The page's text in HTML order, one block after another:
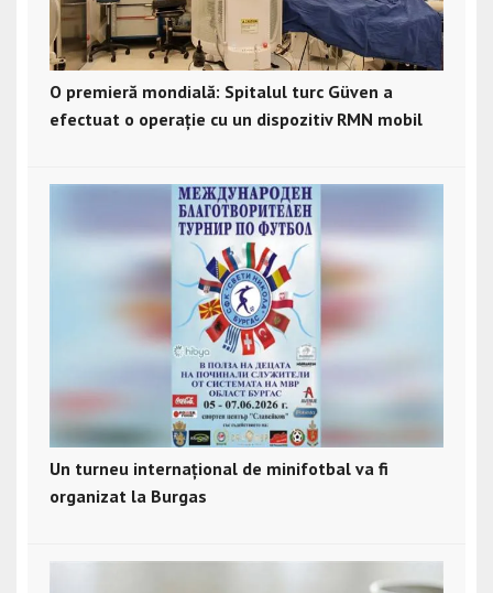
O premieră mondială: Spitalul turc Güven a
efectuat o operație cu un dispozitiv RMN mobil
Un turneu internațional de minifotbal va fi
organizat la Burgas